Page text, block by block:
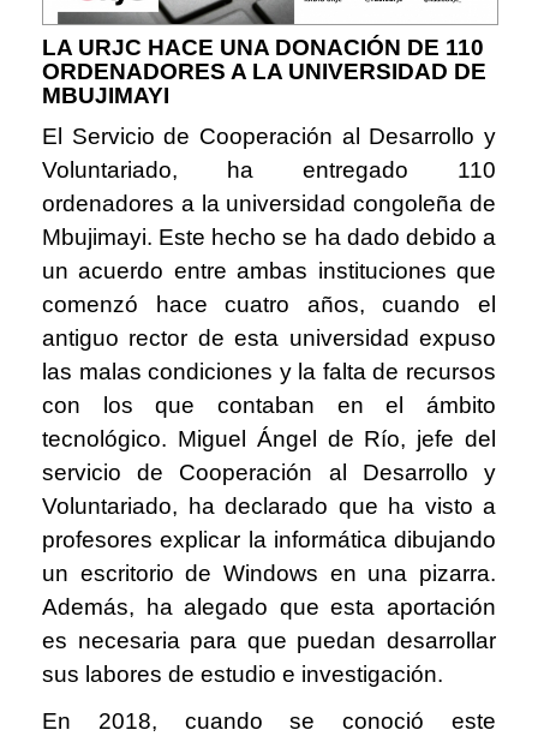
LA URJC HACE UNA DONACIÓN DE 110
ORDENADORES A LA UNIVERSIDAD DE
MBUJIMAYI
El Servicio de Cooperación al Desarrollo y
Voluntariado, ha entregado 110
ordenadores a la universidad congoleña de
Mbujimayi. Este hecho se ha dado debido a
un acuerdo entre ambas instituciones que
comenzó hace cuatro años, cuando el
antiguo rector de esta universidad expuso
las malas condiciones y la falta de recursos
con los que contaban en el ámbito
tecnológico. Miguel Ángel de Río, jefe del
servicio de Cooperación al Desarrollo y
Voluntariado, ha declarado que ha visto a
profesores explicar la informática dibujando
un escritorio de Windows en una pizarra.
Además, ha alegado que esta aportación
es necesaria para que puedan desarrollar
sus labores de estudio e investigación.
En 2018, cuando se conoció este